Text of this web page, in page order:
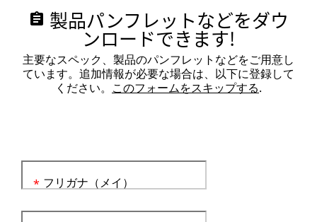
assignment 製品パンフレットなどをダウ
ンロードできます!
主要なスペック、製品のパンフレットなどをご用意し
ています。追加情報が必要な場合は、以下に登録して
ください。 このフォームをスキップする.
フリガナ（メイ）
*